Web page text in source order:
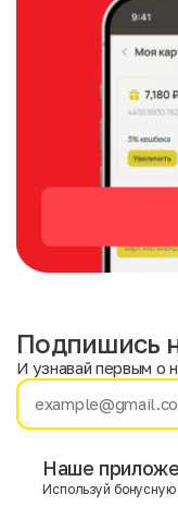
Имя
E-mail
Подпишись
И узнавай первым о
Наше
Используй